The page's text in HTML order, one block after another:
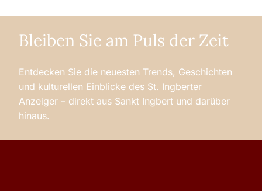
Bleiben Sie am Puls der Zeit
Entdecken Sie die neuesten Trends, Geschichten
und kulturellen Einblicke des St. Ingberter
Anzeiger – direkt aus Sankt Ingbert und darüber
hinaus.